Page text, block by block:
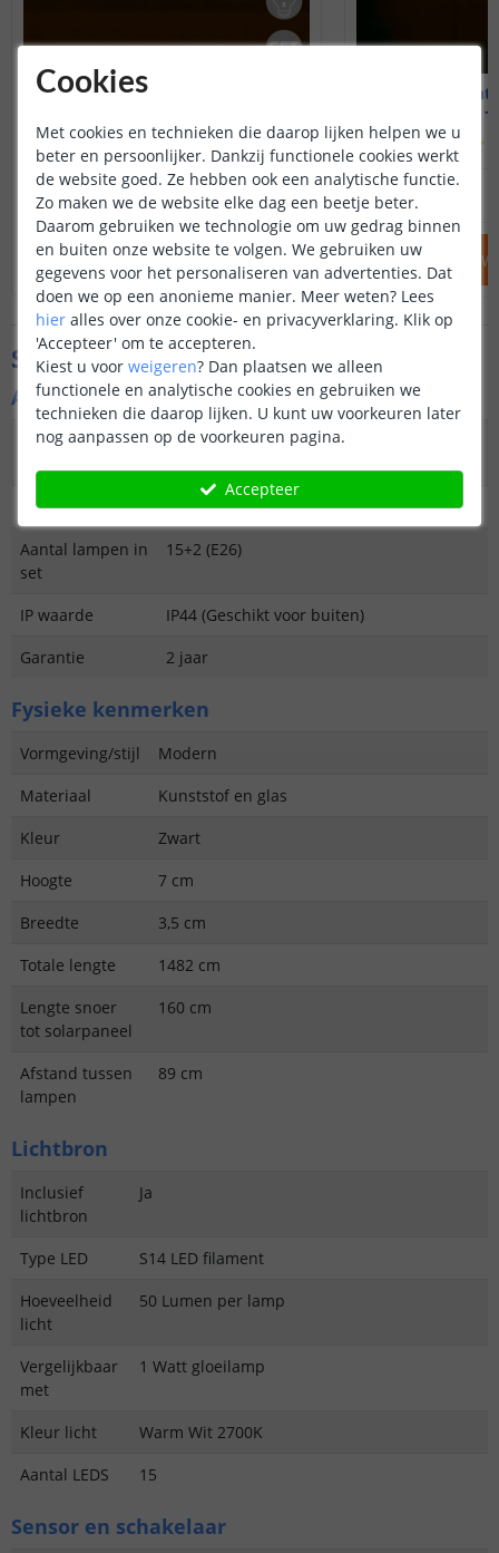
Solar lichtsnoer Chain
(520 reviews)
NIET OP VOORRAAD 34 95 29,95
IN WINKELWAGEN
Solar
25 leds
OP VOORRAAD
IN
Specificaties
Algemene kenmerken
Type
Prikkabel, lichtsnoer
Functie
Decoratief
Aantal lampen in
set
15+2 (E26)
IP waarde
IP44 (Geschikt voor buiten)
Garantie
2 jaar
Fysieke kenmerken
Vormgeving/stijl
Modern
Materiaal
Kunststof en glas
Kleur
Zwart
Hoogte
7 cm
Breedte
3,5 cm
Totale lengte
1482 cm
Lengte snoer
tot solarpaneel
160 cm
Afstand tussen
lampen
89 cm
Lichtbron
Inclusief
lichtbron
Ja
Type LED
S14 LED filament
Hoeveelheid
licht
50 Lumen per lamp
Vergelijkbaar
met
1 Watt gloeilamp
Kleur licht
Warm Wit 2700K
Aantal LEDS
15
Sensor en schakelaar
Cookies
Met cookies en technieken die daarop lijken helpen we u
beter en persoonlijker. Dankzij functionele cookies werkt
de website goed. Ze hebben ook een analytische functie.
Zo maken we de website elke dag een beetje beter.
Daarom gebruiken we technologie om uw gedrag binnen
en buiten onze website te volgen. We gebruiken uw
gegevens voor het personaliseren van advertenties. Dat
doen we op een anonieme manier. Meer weten? Lees
hier alles over onze cookie- en privacyverklaring. Klik op
'Accepteer' om te accepteren.
Kiest u voor weigeren? Dan plaatsen we alleen
functionele en analytische cookies en gebruiken we
technieken die daarop lijken. U kunt uw voorkeuren later
nog aanpassen op de voorkeuren pagina.
Accepteer